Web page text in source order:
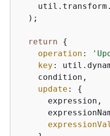
  );
return
{
operation :
key :
    condition,
update : {
      expression,